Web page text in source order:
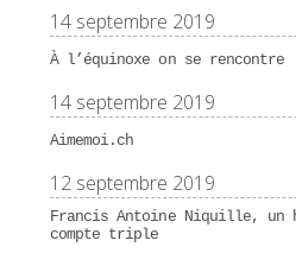
14 septembre 2019
À l’équinoxe on se rencontre
14 septembre 2019
Aimemoi.ch
12 septembre 2019
Francis Antoine Niquille, un
compte triple